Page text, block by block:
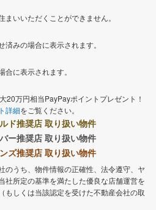
いいただくことができません。
みの場合に表示されます。
に表示されます。
20万円相当PayPayポイントプレゼント！
詳細をご覧ください。
ド推奨店 取り扱い物件
ー推奨店 取り扱い物件
ズ推奨店 取り扱い物件
のうち、物件情報の正確性、法令遵守、ヤ
社所定の基準を満たした優良な店舗運営を
もしくは当該認定を受けた不動産会社の取